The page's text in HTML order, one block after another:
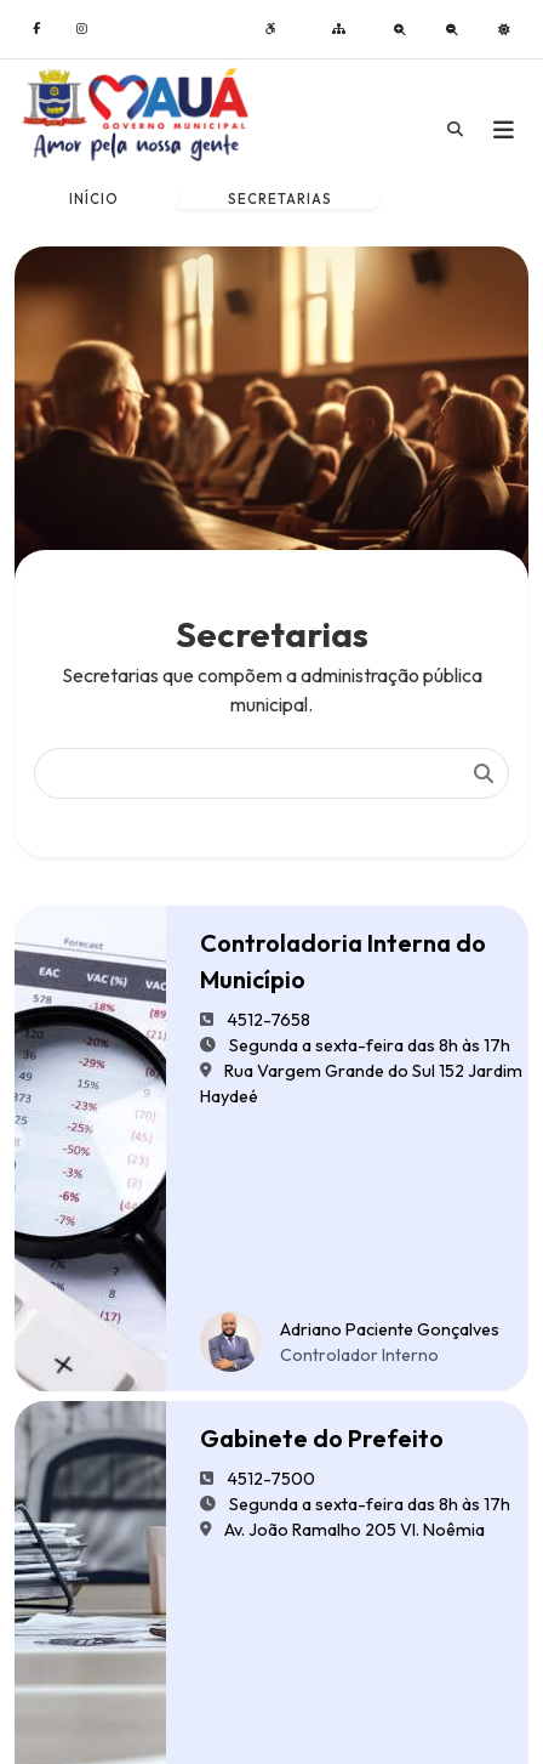
INÍCIO SECRETARIAS
Secretarias
Secretarias que compõem a administração pública
municipal.
Controladoria Interna do
Município
4512-7658
Segunda a sexta-feira das 8h às 17h
Rua Vargem Grande do Sul 152 Jardim
Haydeé
Adriano Paciente Gonçalves
Controlador Interno
Gabinete do Prefeito
4512-7500
Segunda a sexta-feira das 8h às 17h
Av. João Ramalho 205 Vl. Noêmia